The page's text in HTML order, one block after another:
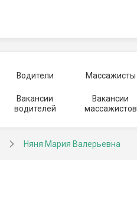
Водители Массажисты
Вакансии
водителей
Вакансии
массажистов
Няня Мария Валерьевна